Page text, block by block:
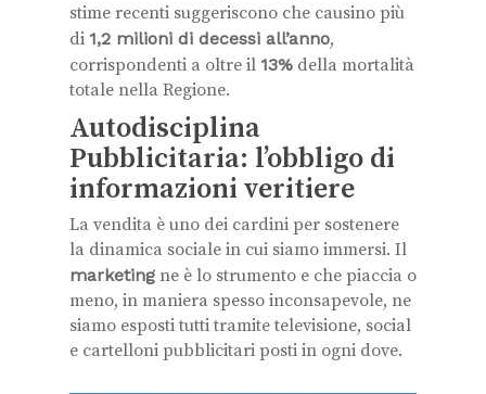
stime recenti suggeriscono che causino più
di 1,2 milioni di decessi all’anno,
corrispondenti a oltre il 13% della mortalità
totale nella Regione.
Autodisciplina
Pubblicitaria: l’obbligo di
informazioni veritiere
La vendita è uno dei cardini per sostenere
la dinamica sociale in cui siamo immersi. Il
marketing ne è lo strumento e che piaccia o
meno, in maniera spesso inconsapevole, ne
siamo esposti tutti tramite televisione, social
e cartelloni pubblicitari posti in ogni dove.